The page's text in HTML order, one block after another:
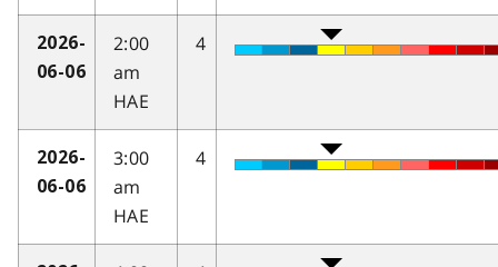
2026-
06-06
2:00
am
HAE
4
2026-
06-06
3:00
am
HAE
4